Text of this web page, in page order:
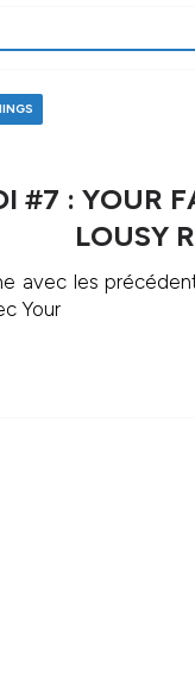
#7 : YOUR
LOUSY
avec les
Your